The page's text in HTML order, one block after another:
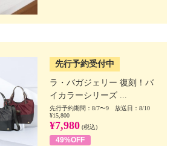
先行予約受付中
ラ・バガジェリー 復刻！バ
イカラーシリーズ ...
先行予約期間：8/7〜9 放送日：8/10
¥15,800
¥7,980 (税込)
49%OFF